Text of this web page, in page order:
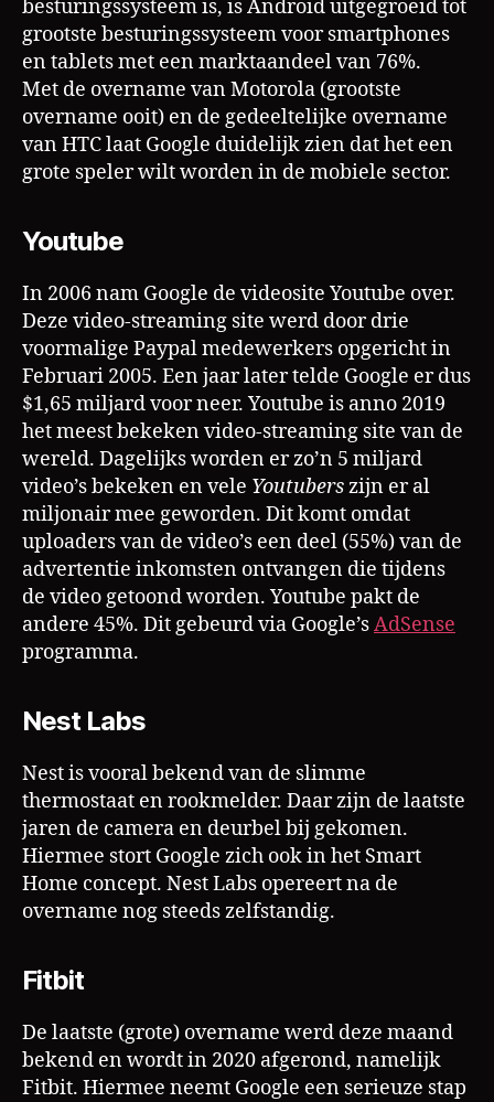
besturingssysteem is, is Android uitgegroeid tot
grootste besturingssysteem voor smartphones
en tablets met een marktaandeel van 76%.
Met de overname van Motorola (grootste
overname ooit) en de gedeeltelijke overname
van HTC laat Google duidelijk zien dat het een
grote speler wilt worden in de mobiele sector.
Youtube
In 2006 nam Google de videosite Youtube over.
Deze video-streaming site werd door drie
voormalige Paypal medewerkers opgericht in
Februari 2005. Een jaar later telde Google er dus
$1,65 miljard voor neer. Youtube is anno 2019
het meest bekeken video-streaming site van de
wereld. Dagelijks worden er zo’n 5 miljard
video’s bekeken en vele Youtuberszijn er al
miljonair mee geworden. Dit komt omdat
uploaders van de video’s een deel (55%) van de
advertentie inkomsten ontvangen die tijdens
de video getoond worden. Youtube pakt de
andere 45%. Dit gebeurd via Google’sAdSense
programma.
Nest Labs
Nest is vooral bekend van de slimme
thermostaat en rookmelder. Daar zijn de laatste
jaren de camera en deurbel bij gekomen.
Hiermee stort Google zich ook in het Smart
Home concept. Nest Labs opereert na de
overname nog steeds zelfstandig.
Fitbit
De laatste (grote) overname werd deze maand
bekend en wordt in 2020 afgerond, namelijk
Fitbit. Hiermee neemt Google een serieuze stap